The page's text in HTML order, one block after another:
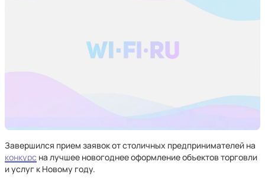
Завершился прием заявок от столичных предпринимателей на
конкурс на лучшее новогоднее оформление объектов торговли
и услуг к Новому году.